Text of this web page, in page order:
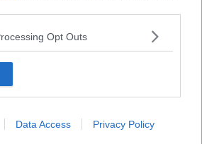
Opt Outs
Data Access Privacy Policy
e con il successivo Regolamento
che hanno introdotto questo modello
sistema regionale dell'emergenza
straordinaria opportunità per i moderni
L'auto infermieristica può